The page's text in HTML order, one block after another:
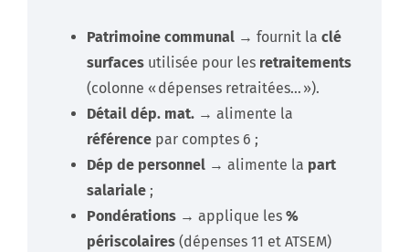
Patrimoine communal → fournit la clé
surfaces utilisée pour les retraitements
(colonne « dépenses retraitées… »).
Détail dép. mat. → alimente la
référence par comptes 6 ;
Dép de personnel → alimente la part
salariale ;
Pondérations → applique les %
périscolaires (dépenses 11 et ATSEM)